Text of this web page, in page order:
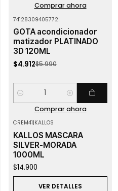
Comprar ahora
74128309405772|
GOTA acondicionador
matizador PLATINADO
3D 120ML
$4.912$5.990
Cantidad
Comprar ahora
CREM41|KALLOS
KALLOS MASCARA
SILVER-MORADA
1000ML
$14.900
VER DETALLES